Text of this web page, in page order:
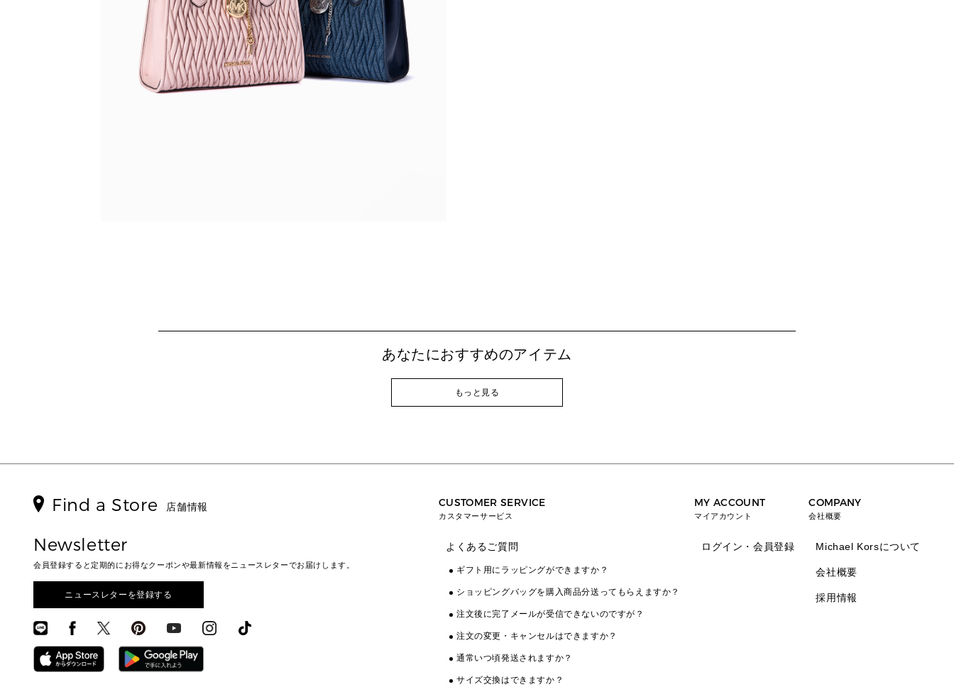
あなたにおすすめのアイテム
もっと見る
Find a Store 店舗情報
Newsletter
会員登録すると定期的にお得なクーポンや最新情報をニュースレターでお届けします。
ニュースレターを登録する
CUSTOMER SERVICE
カスタマーサービス
よくあるご質問
ギフト用にラッピングができますか？
ショッピングバッグを購入商品分送ってもらえますか？
注文後に完了メールが受信できないのですが？
注文の変更・キャンセルはできますか？
通常いつ頃発送されますか？
サイズ交換はできますか？
MY ACCOUNT
マイアカウント
ログイン・会員登録
COMPANY
会社概要
Michael Korsについて
会社概要
採用情報